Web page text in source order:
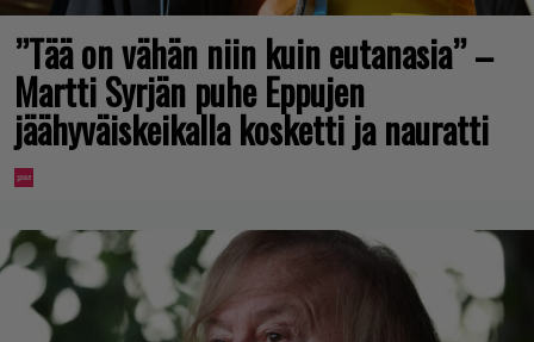
”Tää on vähän niin kuin eutanasia” –
Martti Syrjän puhe Eppujen
jäähyväiskeikalla kosketti ja nauratti